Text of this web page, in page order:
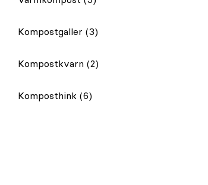
Kompostgaller (3)
Kompostkvarn (2)
Komposthink (6)